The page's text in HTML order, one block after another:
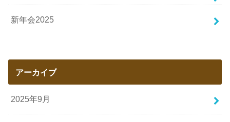
新年会2025
アーカイブ
2025年9月